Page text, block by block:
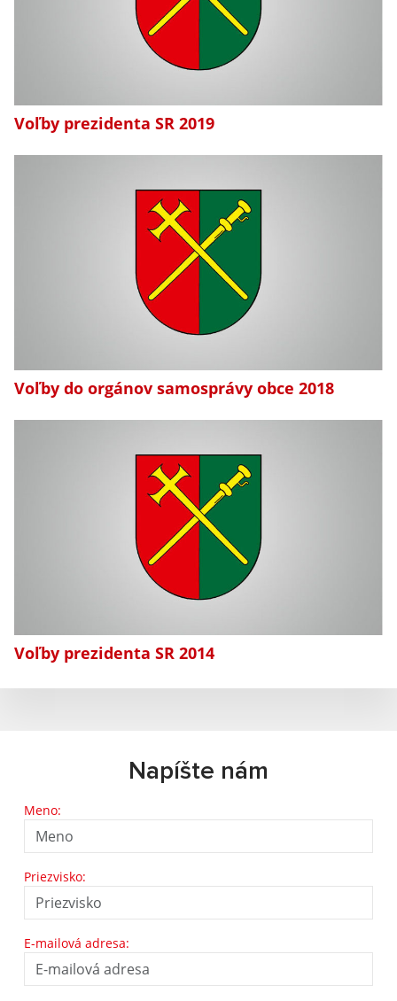
Voľby prezidenta SR 2019
Voľby do orgánov samosprávy obce 2018
Voľby prezidenta SR 2014
Napíšte nám
Meno:
Priezvisko:
E-mailová adresa: